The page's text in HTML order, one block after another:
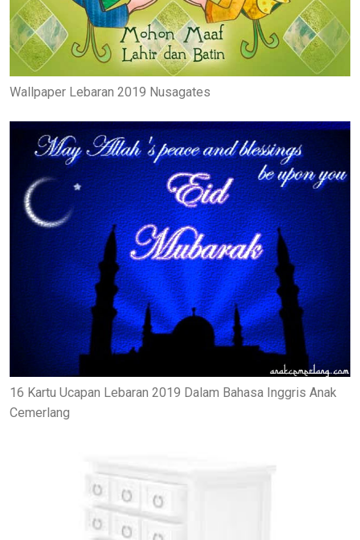
Wallpaper Lebaran 2019 Nusagates
16 Kartu Ucapan Lebaran 2019 Dalam Bahasa Inggris Anak
Cemerlang